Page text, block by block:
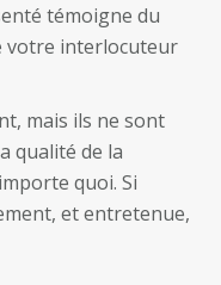
témoigne du
votre interlocuteur
mais ils ne sont
qualité de la
quoi. Si
et entretenue,